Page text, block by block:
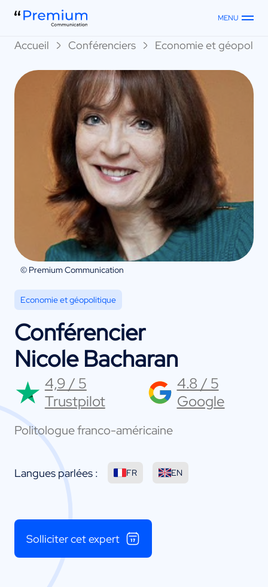
MENU
Accueil Conférenciers Economie et
© Premium Communication
Economie et géopolitique
Conférencier
Nicole Bacharan
4,9 / 5
Trustpilot
4.8 / 5
Google
Politologue franco-américaine
Langues parlées : FR EN
Solliciter cet expert